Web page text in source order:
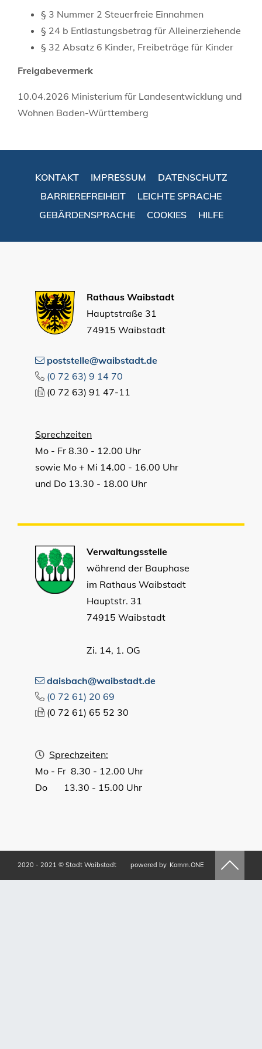
§ 3 Nummer 2 Steuerfreie Einnahmen
§ 24 b Entlastungsbetrag für Alleinerziehende
§ 32 Absatz 6 Kinder, Freibeträge für Kinder
Freigabevermerk
10.04.2026 Ministerium für Landesentwicklung und
Wohnen Baden-Württemberg
KONTAKT IMPRESSUM
DATENSCHUTZ
BARRIEREFREIHEIT
LEICHTE SPRACHE
GEBÄRDENSPRACHE
COOKIES HILFE
Rathaus Waibstadt
Hauptstraße 31
74915 Waibstadt
poststelle@waibstadt.de
(0 72 63) 9 14 70
(0 72 63) 91 47-11
Sprechzeiten
Mo - Fr 8.30 - 12.00 Uhr
sowie Mo + Mi 14.00 - 16.00 Uhr
und Do 13.30 - 18.00 Uhr
Verwaltungsstelle
während der Bauphase
im Rathaus Waibstadt
Hauptstr. 31
74915 Waibstadt
Zi. 14, 1. OG
daisbach@waibstadt.de
(0 72 61) 20 69
(0 72 61) 65 52 30
Sprechzeiten:
Mo - Fr 8.30 - 12.00 Uhr
Do 13.30 - 15.00 Uhr
2020 - 2021 © Stadt Waibstadt powered by Komm.ONE